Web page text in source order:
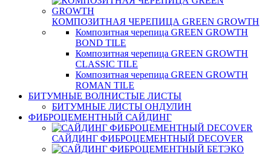
КОМПОЗИТНАЯ ЧЕРЕПИЦА GREEN GROWTH
Композитная черепица GREEN GROWTH
BOND TILE
Композитная черепица GREEN GROWTH
CLASSIC TILE
Композитная черепица GREEN GROWTH
ROMAN TILE
БИТУМНЫЕ ВОЛНИСТЫЕ ЛИСТЫ
БИТУМНЫЕ ЛИСТЫ ОНДУЛИН
ФИБРОЦЕМЕНТНЫЙ САЙДИНГ
САЙДИНГ ФИБРОЦЕМЕНТНЫЙ DECOVER